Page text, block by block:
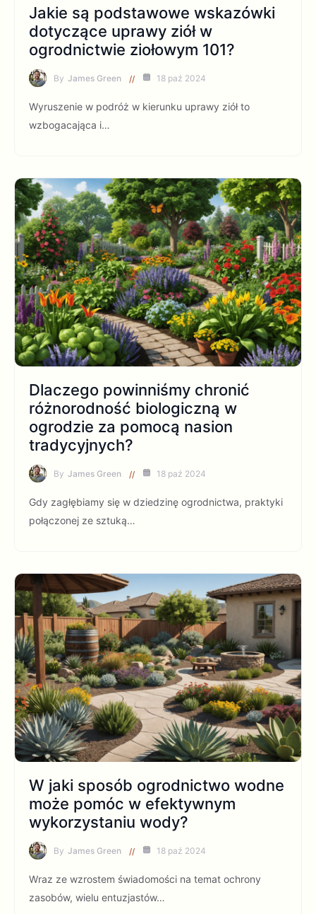
Jakie są podstawowe wskazówki
dotyczące uprawy ziół w
ogrodnictwie ziołowym 101?
By James Green 18 paź 2024
Wyruszenie w podróż w kierunku uprawy ziół to
wzbogacająca i…
Dlaczego powinniśmy chronić
różnorodność biologiczną w
ogrodzie za pomocą nasion
tradycyjnych?
By James Green 18 paź 2024
Gdy zagłębiamy się w dziedzinę ogrodnictwa, praktyki
połączonej ze sztuką…
W jaki sposób ogrodnictwo wodne
może pomóc w efektywnym
wykorzystaniu wody?
By James Green 18 paź 2024
Wraz ze wzrostem świadomości na temat ochrony
zasobów, wielu entuzjastów…